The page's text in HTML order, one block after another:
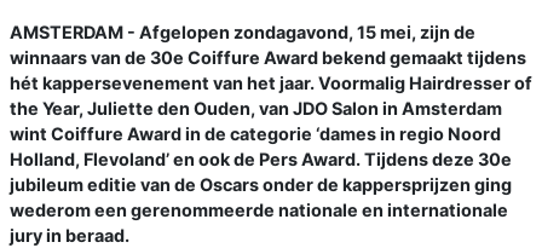
AMSTERDAM - Afgelopen zondagavond, 15 mei, zijn de
winnaars van de 30e Coiffure Award bekend gemaakt tijdens
hét kappersevenement van het jaar. Voormalig Hairdresser of
the Year, Juliette den Ouden, van JDO Salon in Amsterdam
wint Coiffure Award in de categorie ‘dames in regio Noord
Holland, Flevoland’ en ook de Pers Award. Tijdens deze 30e
jubileum editie van de Oscars onder de kappersprijzen ging
wederom een gerenommeerde nationale en internationale
jury in beraad.